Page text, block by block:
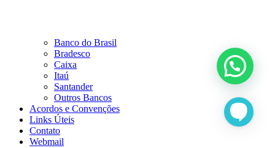
Banco do Brasil
Bradesco
Caixa
Itaú
Santander
Outros Bancos
Acordos e Convenções
Links Úteis
Contato
Webmail